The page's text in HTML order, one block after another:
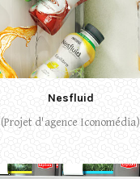
Nesfluid
(Projet d'agence Iconomédia)